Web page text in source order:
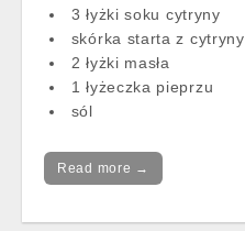
3 łyżki soku cytryny
skórka starta z cytryny
2 łyżki masła
1 łyżeczka pieprzu
sól
Read more →